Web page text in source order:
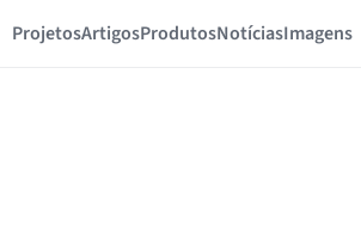
ProjetosArtigosProdutosNotíciasImagens